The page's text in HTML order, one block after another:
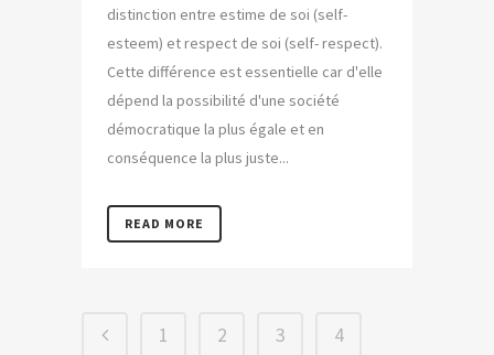
distinction entre estime de soi (self-
esteem) et respect de soi (self- respect).
Cette différence est essentielle car d'elle
dépend la possibilité d'une société
démocratique la plus égale et en
conséquence la plus juste...
READ MORE
1 2 3
4